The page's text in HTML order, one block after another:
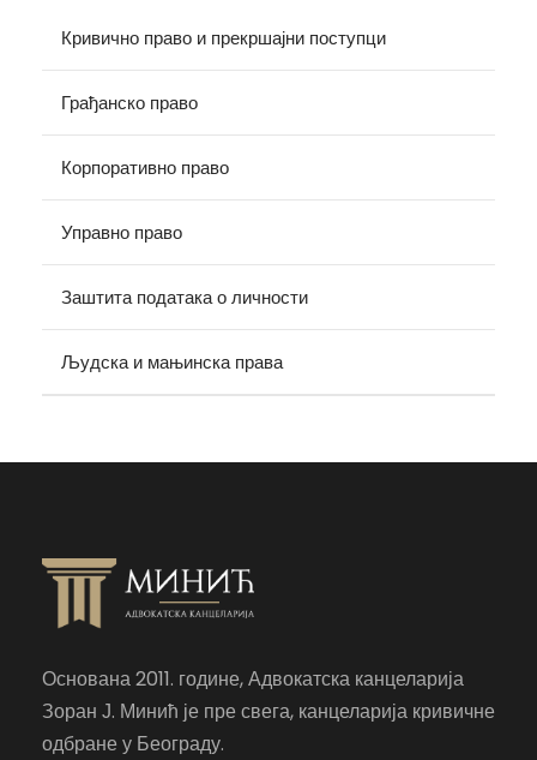
Кривично право и прекршајни поступци
Грађанско право
Корпоративно право
Управно право
Заштита података о личности
Људска и мањинска права
Основана 2011. године, Адвокатска канцеларија
Зоран Ј. Минић је пре свега, канцеларија кривичне
одбране у Београду.